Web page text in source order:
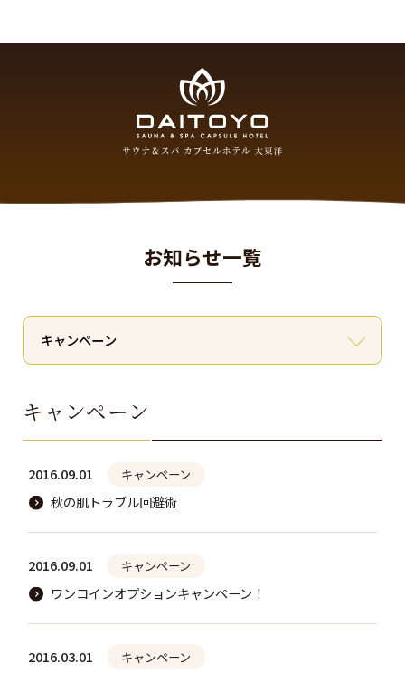
お知らせ一覧
キャンペーン
2016.09.01 キャンペーン
秋の肌トラブル回避術
2016.09.01 キャンペーン
ワンコインオプションキャンペーン！
2016.03.01 キャンペーン